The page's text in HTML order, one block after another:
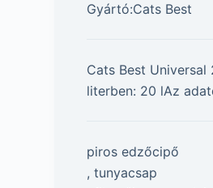
Gyártó:Cats Best
Cats Best
literben: 20 lAz
piros edzőcipő
, tunyacsap